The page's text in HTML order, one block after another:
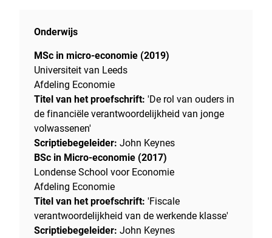
Onderwijs
MSc in micro-economie (2019)
Universiteit van Leeds
Afdeling Economie
Titel van het proefschrift: 'De rol van ouders in
de financiële verantwoordelijkheid van jonge
volwassenen'
Scriptiebegeleider: John Keynes
BSc in Micro-economie (2017)
Londense School voor Economie
Afdeling Economie
Titel van het proefschrift: 'Fiscale
verantwoordelijkheid van de werkende klasse'
Scriptiebegeleider: John Keynes